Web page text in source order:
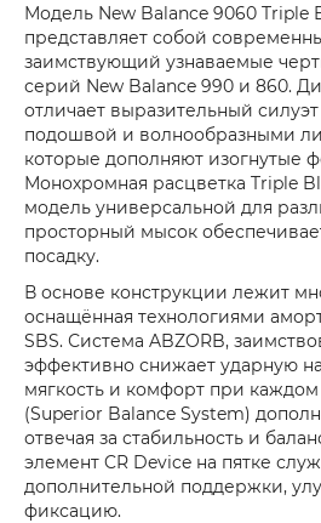
Модель New Balance 9060 Triple
представляет собой
заимствующий узнаваемые
серий New Balance 990 и 860.
отличает выразительный
подошвой и волнообразными
которые дополняют изогнутые
Монохромная расцветка Triple
модель универсальной для
просторный мысок
посадку.
В основе конструкции лежит
оснащённая технологиями
SBS. Система ABZORB,
эффективно снижает ударную
мягкость и комфорт при каждом
(Superior Balance System)
отвечая за стабильность и
элемент CR Device на пятке
дополнительной поддержки,
фиксацию.